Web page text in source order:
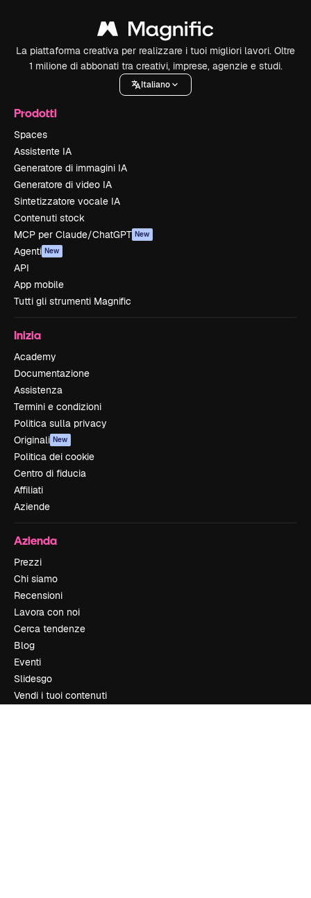
La piattaforma creativa per realizzare i tuoi migliori lavori. Oltre
1 milione di abbonati tra creativi, imprese, agenzie e studi.
Italiano
Prodotti
Spaces
Assistente IA
Generatore di immagini IA
Generatore di video IA
Sintetizzatore vocale IA
Contenuti stock
MCP per Claude/ChatGPT New
Agenti New
API
App mobile
Tutti gli strumenti Magnific
Inizia
Academy
Documentazione
Assistenza
Termini e condizioni
Politica sulla privacy
Originali New
Politica dei cookie
Centro di fiducia
Affiliati
Aziende
Azienda
Prezzi
Chi siamo
Recensioni
Lavora con noi
Cerca tendenze
Blog
Eventi
Slidesgo
Vendi i tuoi contenuti